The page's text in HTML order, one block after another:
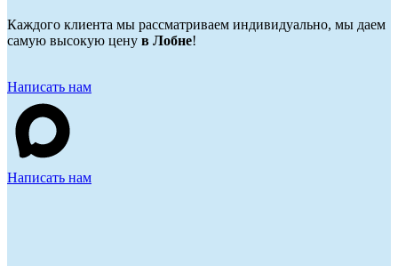
Каждого клиента мы рассматриваем индивидуально, мы даем
самую высокую цену в Лобне!
Написать нам
Написать нам